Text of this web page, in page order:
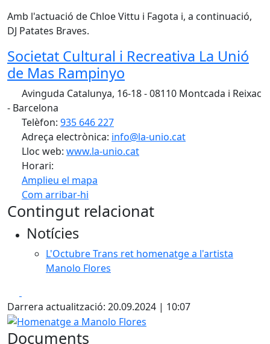
Amb l'actuació de Chloe Vittu i Fagota i, a continuació,
DJ Patates Braves.
Societat Cultural i Recreativa La Unió
de Mas Rampinyo
Avinguda Catalunya, 16-18 - 08110 Montcada i Reixac
- Barcelona
Telèfon: 935 646 227
Adreça electrònica: info@la-unio.cat
Lloc web: www.la-unio.cat
Horari:
Amplieu el mapa
Com arribar-hi
+
Contingut relacionat
Notícies
L'Octubre Trans ret homenatge a l'artista
Manolo Flores
Darrera actualització: 20.09.2024 | 10:07
Homenatge a Manolo Flores
Documents